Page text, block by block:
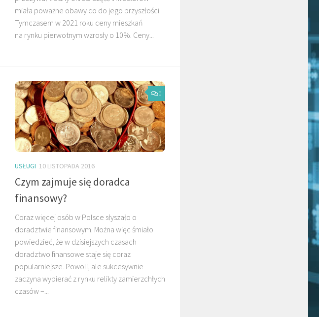
miała poważne obawy co do jego przyszłości.
Tymczasem w 2021 roku ceny mieszkań
na rynku pierwotnym wzrosły o 10%. Ceny...
0
USŁUGI 10 LISTOPADA 2016
Czym zajmuje się doradca
finansowy?
Coraz więcej osób w Polsce słyszało o
doradztwie finansowym. Można więc śmiało
powiedzieć, że w dzisiejszych czasach
doradztwo finansowe staje się coraz
popularniejsze. Powoli, ale sukcesywnie
zaczyna wypierać z rynku relikty zamierzchłych
czasów –...